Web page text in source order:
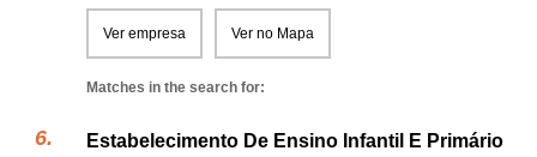
Ver empresa Ver no Mapa
Matches in the search for:
Estabelecimento De Ensino Infantil E Primário